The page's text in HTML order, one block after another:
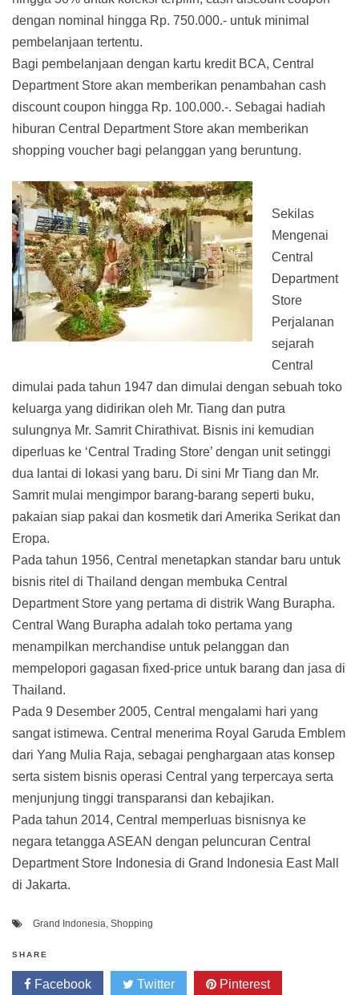
dengan nominal hingga Rp. 750.000.- untuk minimal
pembelanjaan tertentu.
Bagi pembelanjaan dengan kartu kredit BCA, Central
Department Store akan memberikan penambahan cash
discount coupon hingga Rp. 100.000.-. Sebagai hadiah
hiburan Central Department Store akan memberikan
shopping voucher bagi pelanggan yang beruntung.
Sekilas
Mengenai
Central
Department
Store
Perjalanan
sejarah
Central
dimulai pada tahun 1947 dan dimulai dengan sebuah toko
keluarga yang didirikan oleh Mr. Tiang dan putra
sulungnya Mr. Samrit Chirathivat. Bisnis ini kemudian
diperluas ke ‘Central Trading Store’ dengan unit setinggi
dua lantai di lokasi yang baru. Di sini Mr Tiang dan Mr.
Samrit mulai mengimpor barang-barang seperti buku,
pakaian siap pakai dan kosmetik dari Amerika Serikat dan
Eropa.
Pada tahun 1956, Central menetapkan standar baru untuk
bisnis ritel di Thailand dengan membuka Central
Department Store yang pertama di distrik Wang Burapha.
Central Wang Burapha adalah toko pertama yang
menampilkan merchandise untuk pelanggan dan
mempelopori gagasan fixed-price untuk barang dan jasa di
Thailand.
Pada 9 Desember 2005, Central mengalami hari yang
sangat istimewa. Central menerima Royal Garuda Emblem
dari Yang Mulia Raja, sebagai penghargaan atas konsep
serta sistem bisnis operasi Central yang terpercaya serta
menjunjung tinggi transparansi dan kebajikan.
Pada tahun 2014, Central memperluas bisnisnya ke
negara tetangga ASEAN dengan peluncuran Central
Department Store Indonesia di Grand Indonesia East Mall
di Jakarta.
Grand Indonesia, Shopping
SHARE
Facebook Twitter Pinterest